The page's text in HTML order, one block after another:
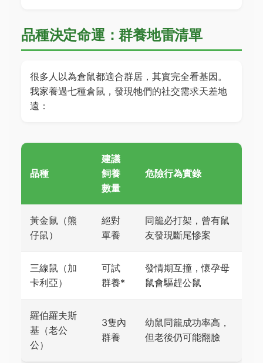
品種決定命運：群養地雷清單
很多人以為倉鼠都適合群居，其實完全看基因。
我家養過七種倉鼠，發現牠們的社交需求天差地
遠：
品種
建議
飼養
數量
危險行為實錄
黃金鼠（熊
仔鼠）
絕對
單養
同籠必打架，曾有鼠
友發現斷尾慘案
三線鼠（加
卡利亞）
可試
群養*
發情期互撞，懷孕母
鼠會驅趕公鼠
羅伯羅夫斯
基（老公
公）
3隻內
群養
幼鼠同籠成功率高，
但老後仍可能翻臉